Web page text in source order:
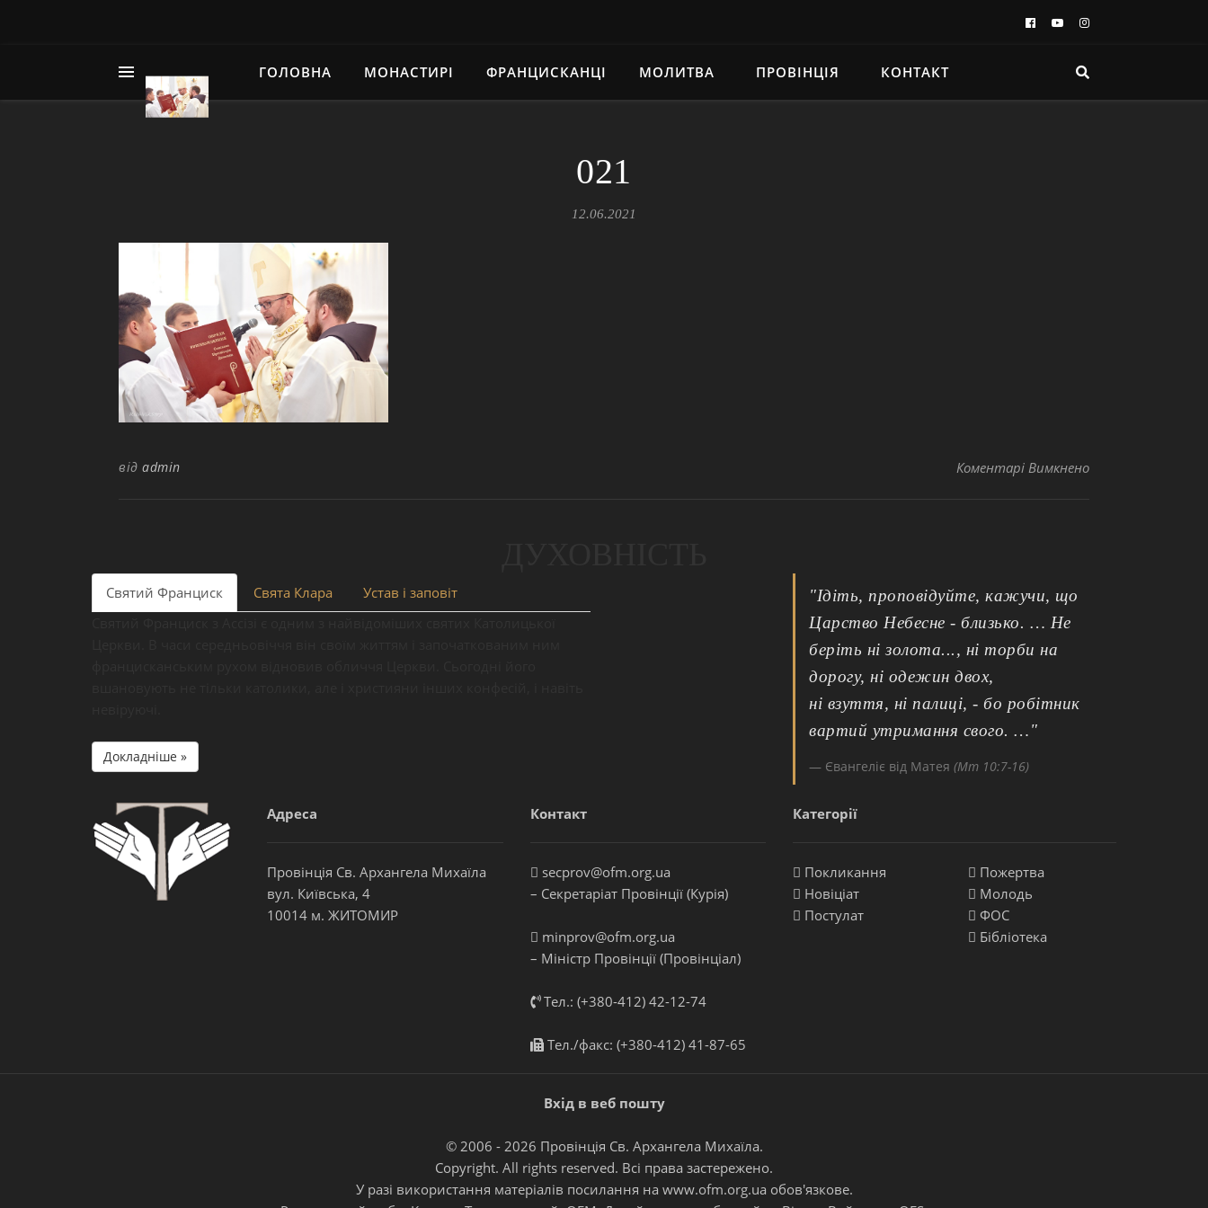
ГОЛОВНА МОНАСТИРІ ФРАНЦИСКАНЦІ МОЛИТВА ПРОВІНЦІЯ КОНТАКТ
021
12.06.2021
від admin Коментарі Вимкненодо 021
Святий Франциск Свята Клара
Устав і заповіт
Докладніше »
"Ідіть, проповідуйте, кажучи, що
Царство Небесне - близько. … Не
беріть ні золота..., ні торби на
дорогу, ні одежин двох,
ні взуття, ні палиці, - бо робітник
вартий утримання свого. …"
Євангеліє від Матея (Мт 10:7-16)
Адреса
Провінція Св. Архангела Михаїла
вул. Київська, 4
10014 м. ЖИТОМИР
Контакт
secprov@ofm.org.ua
– Секретаріат Провінції (Курія)
minprov@ofm.org.ua
– Міністр Провінції (Провінціал)
Тел.: (+380-412) 42-12-74
Тел./факс: (+380-412) 41-87-65
Категорії
Покликання
Новіціат
Постулат
Пожертва
Молодь
ФОС
Бібліотека
Вхід в веб пошту
© 2006 - 2026 Провінція Св. Архангела Михаїла.
Copyright. All rights reserved. Всі права застережено.
У разі використання матеріалів посилання на www.ofm.org.ua обов'язкове.